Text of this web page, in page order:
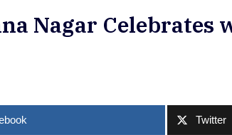
Nagar Celebrates
Twitter